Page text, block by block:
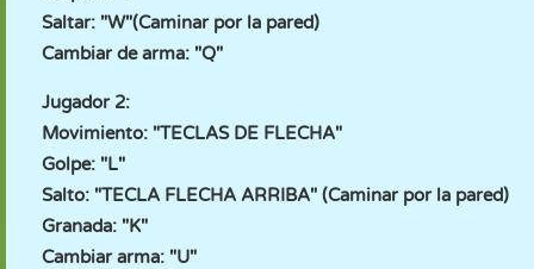
Saltar: "W"(Caminar por la pared)
Cambiar de arma: "Q"
Jugador 2:
Movimiento: "TECLAS DE FLECHA"
Golpe: "L"
Salto: "TECLA FLECHA ARRIBA" (Caminar por la pared)
Granada: "K"
Cambiar arma: "U"